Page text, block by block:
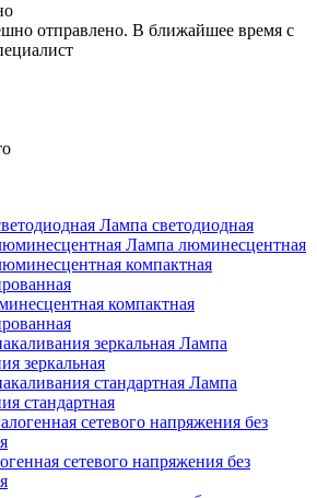
отправлено. В ближайшее время с
Лампа светодиодная
Лампа люминесцентная
компактная
Лампа
зеркальная
Лампа
стандартная
сетевого напряжения без